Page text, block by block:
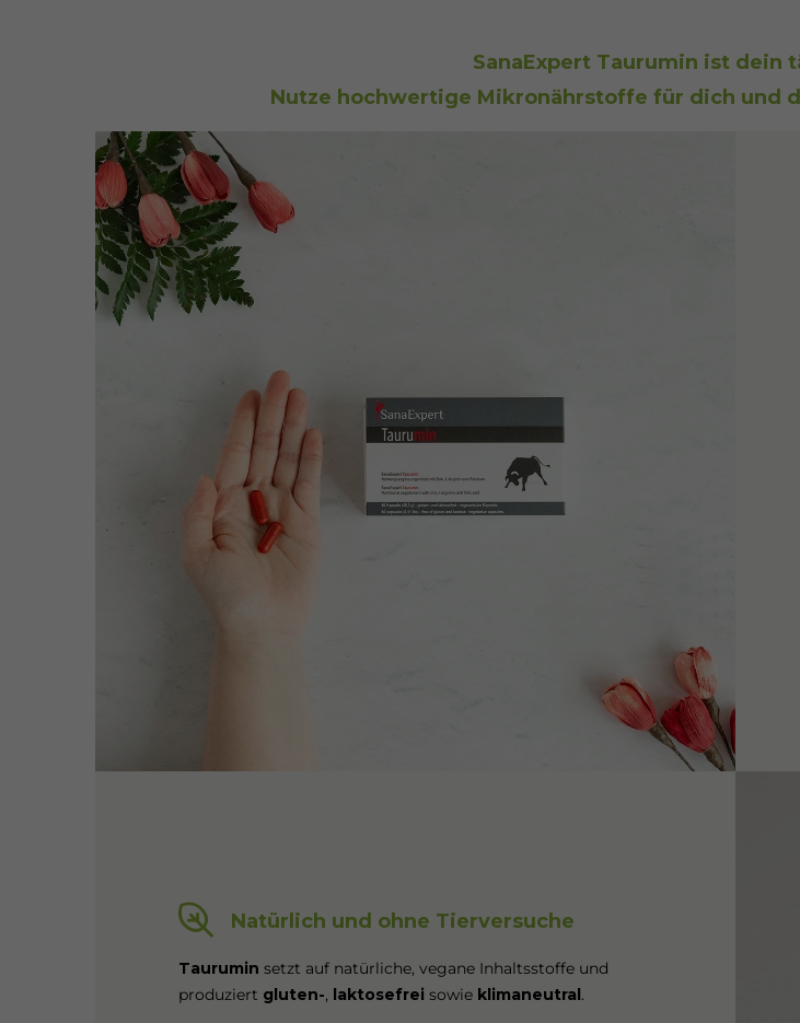
SanaExpert Taurumin ist dein
Nutze hochwertige Mikronährstoffe für dich und
Natürlich und ohne Tierversuche
Taurumin setzt auf natürliche, vegane Inhaltsstoffe und
produziert gluten-, laktosefrei sowie klimaneutral.